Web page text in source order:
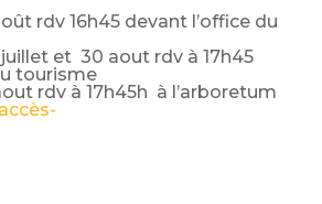
rdv 16h45 devant l’office du
juillet et 30 aout rdv à 17h45
tourisme
rdv à 17h45h à l’arboretum